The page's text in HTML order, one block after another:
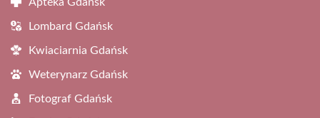
Lombard Gdańsk
Kwiaciarnia Gdańsk
Weterynarz Gdańsk
Fotograf Gdańsk